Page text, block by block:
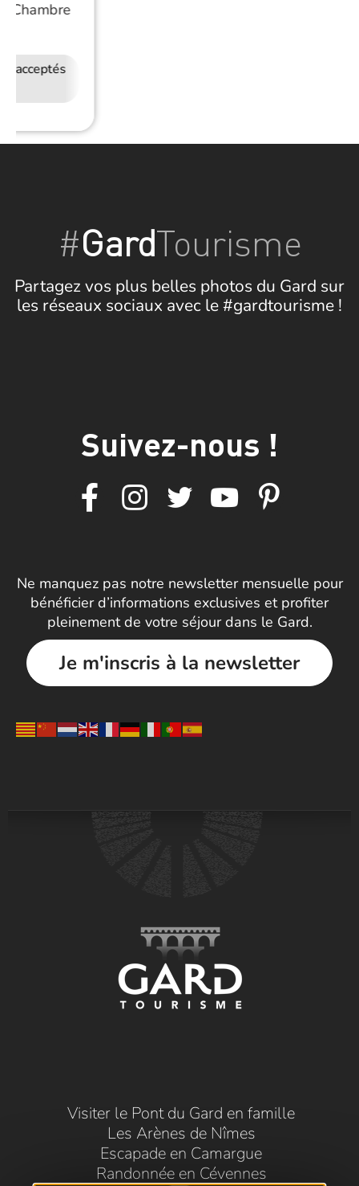
Chambre
acceptés
#GardTourisme
Partagez vos plus belles photos du Gard sur
les réseaux sociaux avec le #gardtourisme !
Suivez-nous !
Ne manquez pas notre newsletter mensuelle pour
bénéficier d’informations exclusives et profiter
pleinement de votre séjour dans le Gard.
Je m'inscris à la newsletter
Visiter le Pont du Gard en famille
Les Arènes de Nîmes
Escapade en Camargue
Randonnée en Cévennes